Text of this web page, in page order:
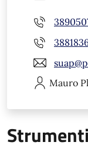
Mauro